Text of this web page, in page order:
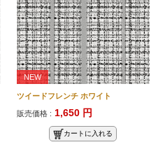
NEW
ツイードフレンチ ホワイト
販売価格 : 1,650 円
カートに入れる